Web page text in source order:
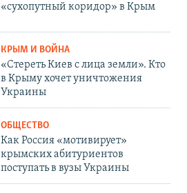
«сухопутный коридор» в Крым
КРЫМ И ВОЙНА
«Стереть Киев с лица земли». Кто
в Крыму хочет уничтожения
Украины
ОБЩЕСТВО
Как Россия «мотивирует»
крымских абитуриентов
поступать в вузы Украины